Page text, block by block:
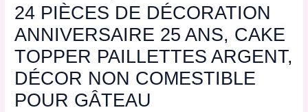
24 PIÈCES DE DÉCORATION
ANNIVERSAIRE 25 ANS, CAKE
TOPPER PAILLETTES ARGENT,
DÉCOR NON COMESTIBLE
POUR GÂTEAU